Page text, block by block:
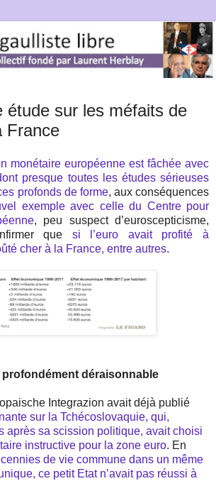
étude sur les méfaits de
France
monétaire européenne est fâchée avec
presque toutes les études sérieuses
profonds de forme, aux conséquences
exemple avec celle du Centre pour
, peu suspect d’euroscepticisme,
que si l’euro avait profité à
cher à la France, entre autres.
déraisonnable
Integrazion avait déjà publié
sur la Tchécoslovaquie, qui,
après sa scission politique, avait choisi
instructive pour la zone euro. En
de vie commune dans un même
ce petit Etat n’avait pas réussi à